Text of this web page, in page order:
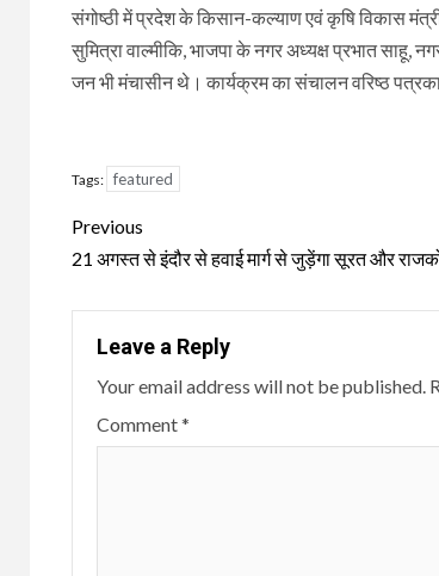
संगोष्‍ठी में प्रदेश के किसान-कल्‍याण एवं कृषि विकास
सुमित्रा वाल्मीकि, भाजपा के नगर अध्‍यक्ष प्रभात साहू,
जन भी मंचासीन थे। कार्यक्रम का संचालन वरिष्‍ठ
Tags: featured
Continue
Reading
Previous
21 अगस्त से इंदौर से हवाई मार्ग से जुड़ेंगा सूरत और
Leave a Reply
Your email address will not be published.
Comment*